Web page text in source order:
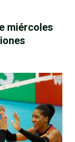
miércoles